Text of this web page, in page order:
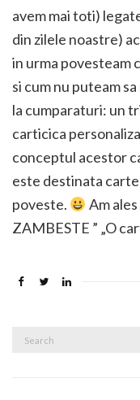
avem mai toti)
din zilele noastre)
in urma povesteam
si cum nu puteam
la cumparaturi: un
carticica
conceptul acestor
este destinata
poveste.
Am
ZAMBESTE ” „O